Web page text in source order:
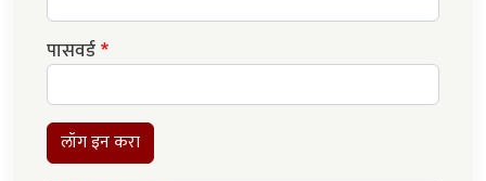
पासवर्ड
लॉग इन करा